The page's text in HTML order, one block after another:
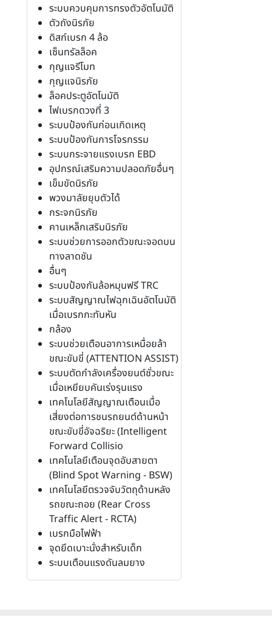
ระบบควบคุมการทรงตัวอัตโนมัติ
ตัวถังนิรภัย
ดิสก์เบรก 4 ล้อ
เซ็นทรัลล็อค
กุญแจรีโมท
กุญแจนิรภัย
ล็อคประตูอัตโนมัติ
ไฟเบรกดวงที่ 3
ระบบป้องกันก่อนเกิดเหตุ
ระบบป้องกันการโจรกรรม
ระบบกระจายแรงเบรก EBD
อุปกรณ์เสริมความปลอดภัยอื่นๆ
เข็มขัดนิรภัย
พวงมาลัยยุบตัวได้
กระจกนิรภัย
คานเหล็กเสริมนิรภัย
ระบบช่วยการออกตัวขณะจอดบน
ทางลาดชัน
อื่นๆ
ระบบป้องกันล้อหมุนฟรี TRC
ระบบสัญญาณไฟฉุกเฉินอัตโนมัติ
เมื่อเบรกกะทันหัน
กล้อง
ระบบช่วยเตือนอาการเหนื่อยล้า
ขณะขับขี่ (ATTENTION ASSIST)
ระบบตัดกำลังเครื่องยนต์ชั่วขณะ
เมื่อเหยียบคันเร่งรุนแรง
เทคโนโลยีสัญญาณเตือนเมื่อ
เสี่ยงต่อการชนรถยนต์ด้านหน้า
ขณะขับขี่อัจฉริยะ (Intelligent
Forward Collisio
เทคโนโลยีเตือนจุดอับสายตา
(Blind Spot Warning - BSW)
เทคโนโลยีตรวจจับวัตถุด้านหลัง
รถขณะถอย (Rear Cross
Traffic Alert - RCTA)
เบรกมือไฟฟ้า
จุดยึดเบาะนั่งสำหรับเด็ก
ระบบเตือนแรงดันลมยาง